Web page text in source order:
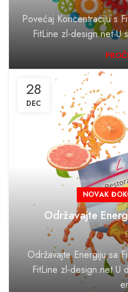
Povećaj Koncentraciju s
FitLine zl-design.net U
28
DEC
NOVAK
Održavajte
Održavajte Energiju sa
FitLine zl-design.net U